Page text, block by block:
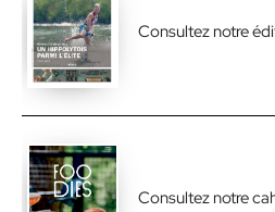
Consultez notre
Consultez notre